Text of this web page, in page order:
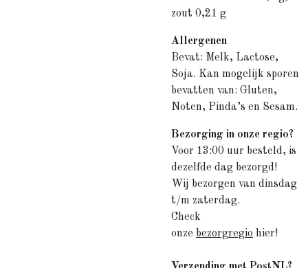
zout 0,21 g
Allergenen
Bevat: Melk, Lactose,
Soja. Kan mogelijk sporen
bevatten van: Gluten,
Noten, Pinda’s en Sesam.
Bezorging in onze regio?
Voor 13:00 uur besteld, is
dezelfde dag bezorgd!
Wij bezorgen van dinsdag
t/m zaterdag.
Check
onze bezorgregio hier!